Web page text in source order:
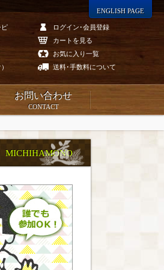
ピ
ログイン･会員登録
カートを見る
お気に入り一覧
送料･手数料について
ENGLISH PAGE
お問い合わせ
CONTACT
MICHIHAMONO